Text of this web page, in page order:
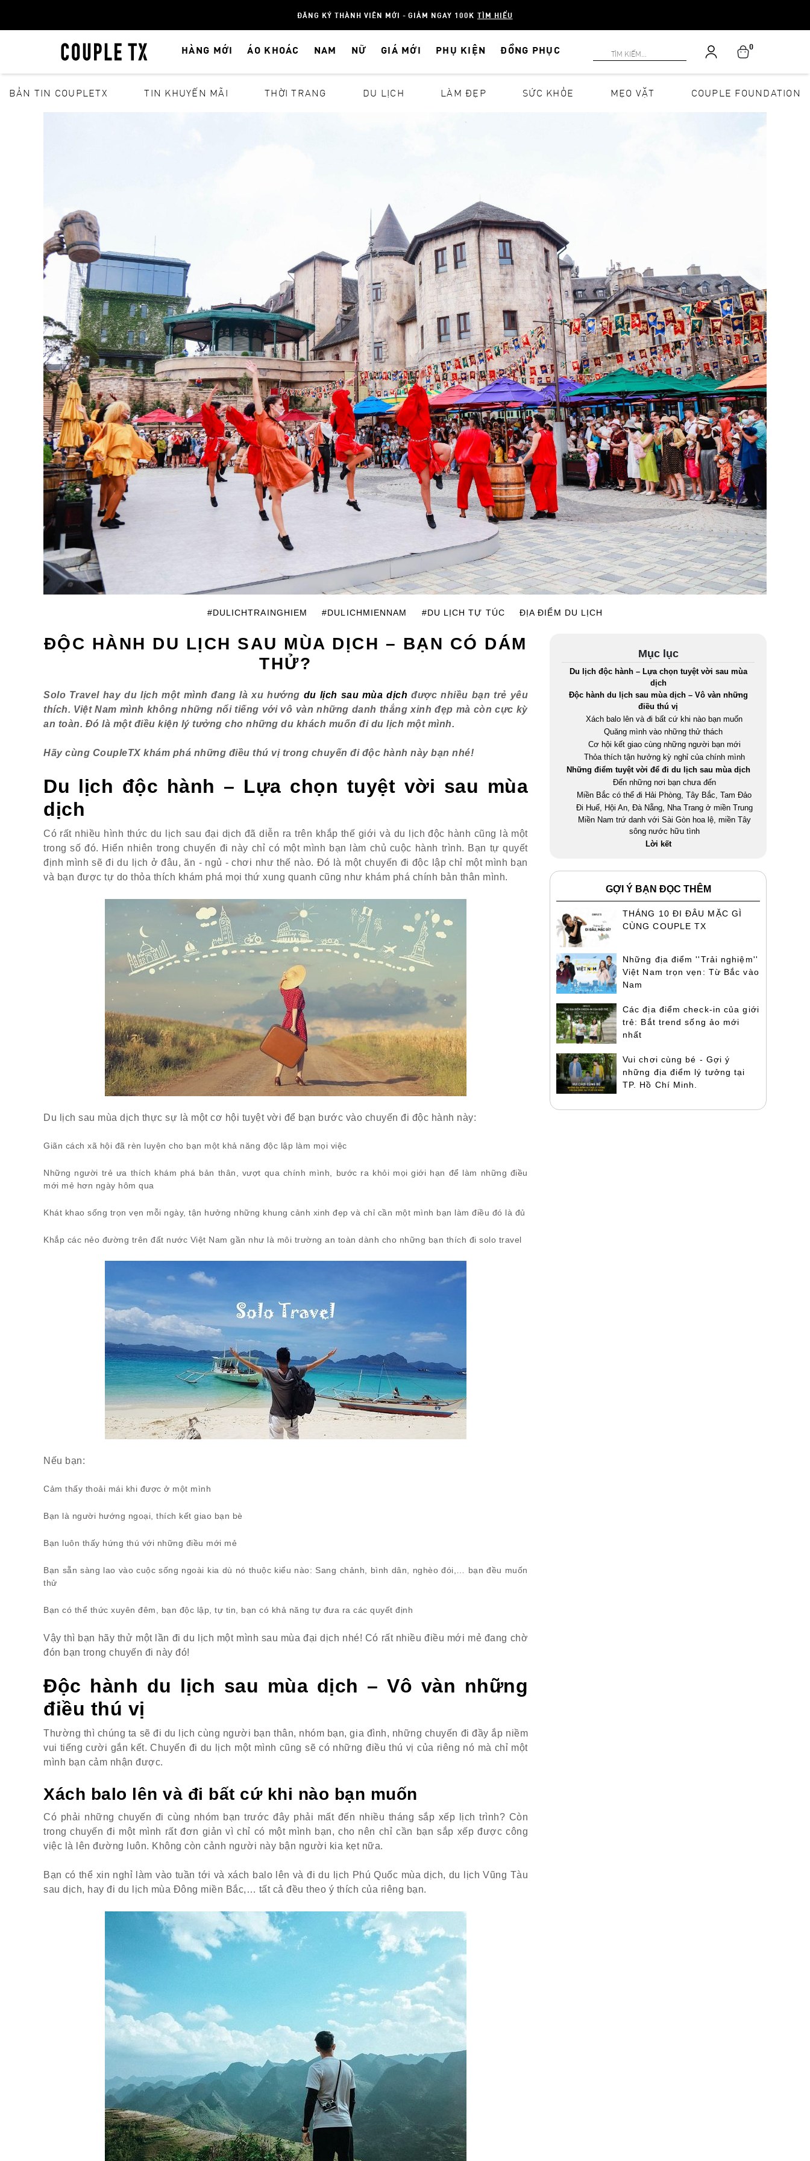
ĐĂNG KÝ THÀNH VIÊN MỚI - GIẢM NGAY 100K TÌM HIỂU
HÀNG MỚI ÁO KHOÁC NAM NỮ GIÁ MỚI PHỤ KIỆN ĐỒNG PHỤC 0
BẢN TIN COUPLETX TIN KHUYẾN MÃI THỜI TRANG DU LỊCH LÀM ĐẸP SỨC KHỎE MẸO VẶT COUPLE FOUNDATION
#DULICHTRAINGHIEM #DULICHMIENNAM #DU LỊCH TỰ TÚC ĐỊA ĐIỂM DU LỊCH
ĐỘC HÀNH DU LỊCH SAU MÙA DỊCH – BẠN CÓ DÁM
THỬ?
Solo Travel hay du lịch một mình đang là xu hướng du lịch sau mùa dịch được nhiều bạn trẻ yêu
thích. Việt Nam mình không những nổi tiếng với vô vàn những danh thắng xinh đẹp mà còn cực kỳ
an toàn. Đó là một điều kiện lý tưởng cho những du khách muốn đi du lịch một mình.
Hãy cùng CoupleTX khám phá những điều thú vị trong chuyến đi độc hành này bạn nhé!
Du lịch độc hành – Lựa chọn tuyệt vời sau mùa
dịch
Có rất nhiều hình thức du lịch sau đại dịch đã diễn ra trên khắp thế giới và du lịch độc hành cũng là một
trong số đó. Hiển nhiên trong chuyến đi này chỉ có một mình bạn làm chủ cuộc hành trình. Bạn tự quyết
định mình sẽ đi du lịch ở đâu, ăn - ngủ - chơi như thế nào. Đó là một chuyến đi độc lập chỉ một mình bạn
và bạn được tự do thỏa thích khám phá mọi thứ xung quanh cũng như khám phá chính bản thân mình.
Du lịch sau mùa dịch thực sự là một cơ hội tuyệt vời để bạn bước vào chuyến đi độc hành này:
Giãn cách xã hội đã rèn luyện cho bạn một khả năng độc lập làm mọi việc
Những người trẻ ưa thích khám phá bản thân, vượt qua chính mình, bước ra khỏi mọi giới hạn để làm những điều
mới mẻ hơn ngày hôm qua
Khát khao sống trọn vẹn mỗi ngày, tận hưởng những khung cảnh xinh đẹp và chỉ cần một mình bạn làm điều đó là đủ
Khắp các nẻo đường trên đất nước Việt Nam gần như là môi trường an toàn dành cho những bạn thích đi solo travel
Nếu bạn:
Cảm thấy thoải mái khi được ở một mình
Bạn là người hướng ngoại, thích kết giao bạn bè
Bạn luôn thấy hứng thú với những điều mới mẻ
Bạn sẵn sàng lao vào cuộc sống ngoài kia dù nó thuộc kiểu nào: Sang chảnh, bình dân, nghèo đói,… bạn đều muốn
thử
Bạn có thể thức xuyên đêm, bạn độc lập, tự tin, bạn có khả năng tự đưa ra các quyết định
Vậy thì bạn hãy thử một lần đi du lịch một mình sau mùa đại dịch nhé! Có rất nhiều điều mới mẻ đang chờ
đón bạn trong chuyến đi này đó!
Độc hành du lịch sau mùa dịch – Vô vàn những
điều thú vị
Thường thì chúng ta sẽ đi du lịch cùng người bạn thân, nhóm bạn, gia đình, những chuyến đi đầy ắp niềm
vui tiếng cười gắn kết. Chuyến đi du lịch một mình cũng sẽ có những điều thú vị của riêng nó mà chỉ một
mình bạn cảm nhận được.
Xách balo lên và đi bất cứ khi nào bạn muốn
Có phải những chuyến đi cùng nhóm bạn trước đây phải mất đến nhiều tháng sắp xếp lịch trình? Còn
trong chuyến đi một mình rất đơn giản vì chỉ có một mình bạn, cho nên chỉ cần bạn sắp xếp được công
việc là lên đường luôn. Không còn cảnh người này bận người kia kẹt nữa.
Bạn có thể xin nghỉ làm vào tuần tới và xách balo lên và đi du lịch Phú Quốc mùa dịch, du lịch Vũng Tàu
sau dịch, hay đi du lịch mùa Đông miền Bắc,… tất cả đều theo ý thích của riêng bạn.
Mục lục
Du lịch độc hành – Lựa chọn tuyệt vời sau mùa
dịch
Độc hành du lịch sau mùa dịch – Vô vàn những
điều thú vị
Xách balo lên và đi bất cứ khi nào bạn muốn
Quăng mình vào những thử thách
Cơ hội kết giao cùng những người bạn mới
Thỏa thích tận hưởng kỳ nghỉ của chính mình
Những điểm tuyệt vời để đi du lịch sau mùa dịch
Đến những nơi bạn chưa đến
Miền Bắc có thể đi Hải Phòng, Tây Bắc, Tam Đảo
Đi Huế, Hội An, Đà Nẵng, Nha Trang ở miền Trung
Miền Nam trứ danh với Sài Gòn hoa lệ, miền Tây
sông nước hữu tình
Lời kết
GỢI Ý BẠN ĐỌC THÊM
THÁNG 10 ĐI ĐÂU MẶC GÌ
CÙNG COUPLE TX
Những địa điểm ''Trải nghiệm''
Việt Nam trọn vẹn: Từ Bắc vào
Nam
Các địa điểm check-in của giới
trẻ: Bắt trend sống ảo mới
nhất
Vui chơi cùng bé - Gợi ý
những địa điểm lý tưởng tại
TP. Hồ Chí Minh.